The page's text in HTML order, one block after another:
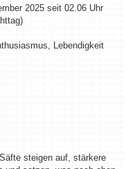
2025 seit 02.06 Uhr
Lebendigkeit
steigen auf, stärkere